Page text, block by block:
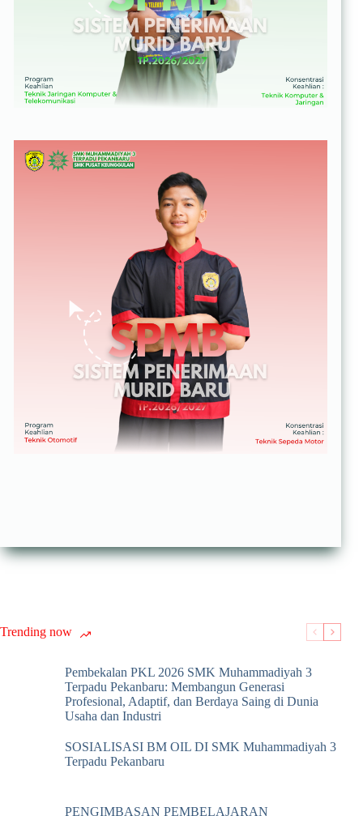
Trending now
Pembekalan PKL 2026 SMK Muhammadiyah 3
Terpadu Pekanbaru: Membangun Generasi
Profesional, Adaptif, dan Berdaya Saing di Dunia
Usaha dan Industri
SOSIALISASI BM OIL DI SMK Muhammadiyah 3
Terpadu Pekanbaru
PENGIMBASAN PEMBELAJARAN